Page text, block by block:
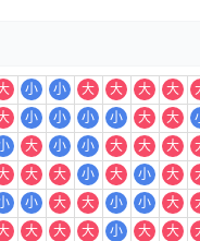
大
大
大
大
大
大
大
大
大
小
小
大
大
小
大
大
小
小
大
小
小
小
大
大
小
小
小
大
大
大
小
小
大
大
小
大